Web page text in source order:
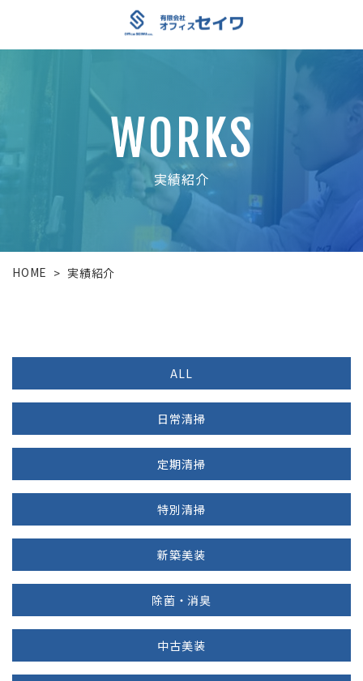
WORKS
実績紹介
HOME > 実績紹介
ALL
日常清掃
定期清掃
特別清掃
新築美装
除菌・消臭
中古美装